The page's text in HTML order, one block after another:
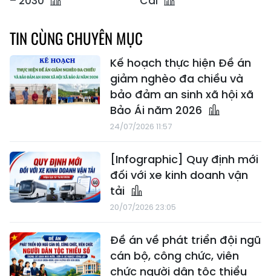
TIN CÙNG CHUYÊN MỤC
Kế hoạch thực hiện Đề án
giảm nghèo đa chiều và
bảo đảm an sinh xã hội xã
Bảo Ái năm 2026
24/07/2026 11:57
[Infographic] Quy định mới
đối với xe kinh doanh vận
tải
20/07/2026 23:05
Đề án về phát triển đội ngũ
cán bộ, công chức, viên
chức người dân tộc thiểu